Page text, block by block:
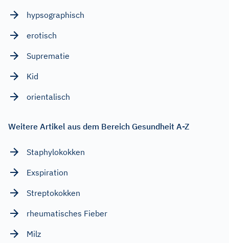
hypsographisch
erotisch
Suprematie
Kid
orientalisch
Weitere Artikel aus dem Bereich Gesundheit A-Z
Staphylokokken
Exspiration
Streptokokken
rheumatisches Fieber
Milz